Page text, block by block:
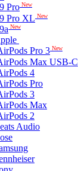
Pro New
Pro XL New
New
Pro 3 New
Max USB-C
4
Pro
3
Max
2
Audio